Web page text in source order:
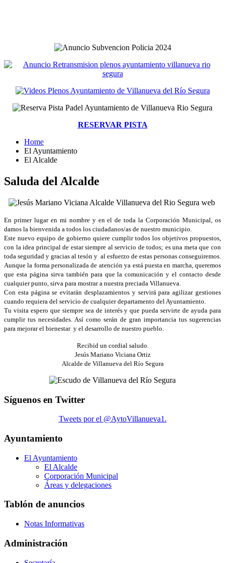
RESERVAR PISTA
Home
El Ayuntamiento
El Alcalde
Saluda del Alcalde
En primer lugar en mi nombre y en el de toda la Corporación Municipal, os
damos la bienvenida a todos los ciudadanos/as de nuestro municipio.
Este nuevo equipo de gobierno quiere cumplir todos los objetivos propuestos,
con la idea principal de estar siempre al servicio de todos; es una meta que con
toda seguridad y gracias al tesón y al esfuerzo de estas personas conseguiremos.
Aunque la forma personalizada de atención ya está puesta en marcha, queremos
que esta página sirva también para que la comunicación y el contacto desde
cualquier punto, sirva para mostrar a nuestra preciada Villanueva.
Con esta página se evitarán desplazamientos y servirá para agilizar gestiones
cuando requiera del servicio de cualquier departamento del Ayuntamiento.
Tu visita espero que siempre sea de interés y que pueda servirte de ayuda para
cumplir tus necesidades. Así como serán de gran importancia tus sugerencias
para mejorar el bienestar y el desarrollo de nuestro pueblo.
Recibid un cordial saludo.
Jesús Mariano Viciana Ortiz
Alcalde de Villanueva del Río Segura
Síguenos en Twitter
Tweets por el @AytoVillanueva1.
Ayuntamiento
El Ayuntamiento
El Alcalde
Corporación Municipal
Áreas y delegaciones
Tablón de anuncios
Notas Informativas
Administración